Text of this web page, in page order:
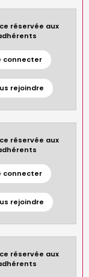
réservée aux
connecter
rejoindre
réservée aux
connecter
rejoindre
réservée aux